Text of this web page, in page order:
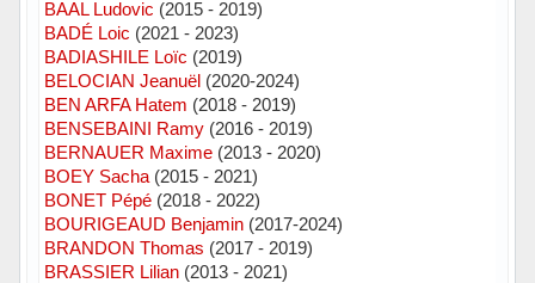
BAAL Ludovic (2015 - 2019)
BADÉ Loic (2021 - 2023)
BADIASHILE Loïc (2019)
BELOCIAN Jeanuël(2020-2024)
BEN ARFA Hatem (2018 - 2019)
BENSEBAINI Ramy(2016 - 2019)
BERNAUER Maxime(2013 - 2020)
BOEY Sacha(2015 - 2021)
BONET Pépé(2018 - 2022)
BOURIGEAUD Benjamin(2017-2024)
BRANDON Thomas (2017 - 2019)
BRASSIER Lilian(2013 - 2021)